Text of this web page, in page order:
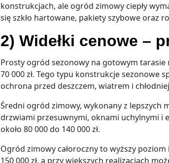
konstrukcjach, ale ogród zimowy ciepły
się szkło hartowane, pakiety szybowe oraz
2) Widełki cenowe –
Prosty ogród sezonowy na gotowym tarasie
70 000 zł. Tego typu konstrukcje sezonowe
ochrona przed deszczem, wiatrem i
Średni ogród zimowy, wykonany z lepszych
drzwiami przesuwnymi, oknami uchylnymi i
około 80 000 do 140 000 zł.
Ogród zimowy całoroczny to wyższy poziom
150 000 zł, a przy większych realizacjach